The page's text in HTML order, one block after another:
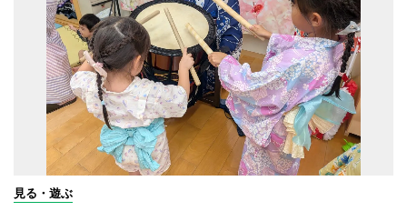
見る・遊ぶ